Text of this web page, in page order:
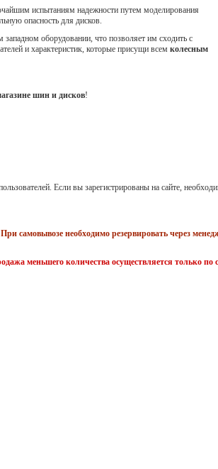
испытаниям надежности путем моделирования
опасность для дисков.
оборудовании, что позволяет им сходить с
и характеристик, которые присущи всем колесным
шин и дисков!
Если вы зарегистрированы на сайте,
самовывозе необходимо резервировать через
меньшего количества осуществляется только по